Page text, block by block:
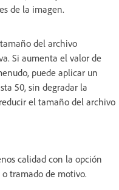
de la imagen.
del archivo
Si aumenta el valor de
puede aplicar un
50, sin degradar la
el tamaño del archivo
calidad con la opción
tramado de motivo.